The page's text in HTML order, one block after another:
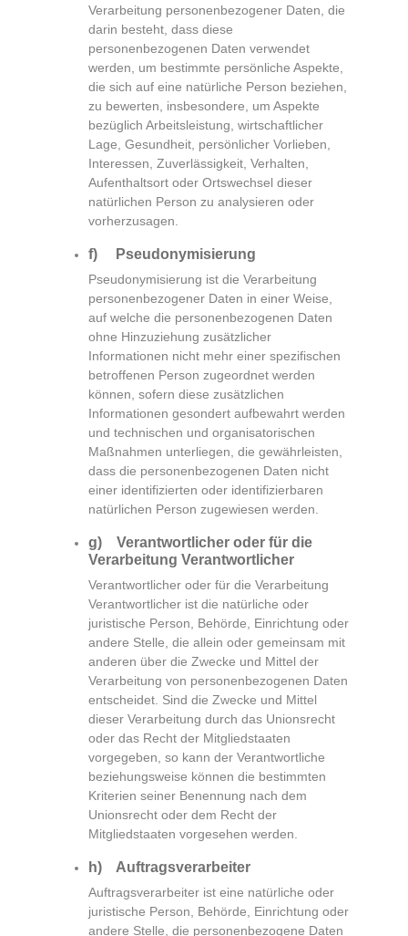
Verarbeitung personenbezogener Daten, die
darin besteht, dass diese
personenbezogenen Daten verwendet
werden, um bestimmte persönliche Aspekte,
die sich auf eine natürliche Person beziehen,
zu bewerten, insbesondere, um Aspekte
bezüglich Arbeitsleistung, wirtschaftlicher
Lage, Gesundheit, persönlicher Vorlieben,
Interessen, Zuverlässigkeit, Verhalten,
Aufenthaltsort oder Ortswechsel dieser
natürlichen Person zu analysieren oder
vorherzusagen.
f) Pseudonymisierung
Pseudonymisierung ist die Verarbeitung
personenbezogener Daten in einer Weise,
auf welche die personenbezogenen Daten
ohne Hinzuziehung zusätzlicher
Informationen nicht mehr einer spezifischen
betroffenen Person zugeordnet werden
können, sofern diese zusätzlichen
Informationen gesondert aufbewahrt werden
und technischen und organisatorischen
Maßnahmen unterliegen, die gewährleisten,
dass die personenbezogenen Daten nicht
einer identifizierten oder identifizierbaren
natürlichen Person zugewiesen werden.
g) Verantwortlicher oder für die
Verarbeitung Verantwortlicher
Verantwortlicher oder für die Verarbeitung
Verantwortlicher ist die natürliche oder
juristische Person, Behörde, Einrichtung oder
andere Stelle, die allein oder gemeinsam mit
anderen über die Zwecke und Mittel der
Verarbeitung von personenbezogenen Daten
entscheidet. Sind die Zwecke und Mittel
dieser Verarbeitung durch das Unionsrecht
oder das Recht der Mitgliedstaaten
vorgegeben, so kann der Verantwortliche
beziehungsweise können die bestimmten
Kriterien seiner Benennung nach dem
Unionsrecht oder dem Recht der
Mitgliedstaaten vorgesehen werden.
h) Auftragsverarbeiter
Auftragsverarbeiter ist eine natürliche oder
juristische Person, Behörde, Einrichtung oder
andere Stelle, die personenbezogene Daten